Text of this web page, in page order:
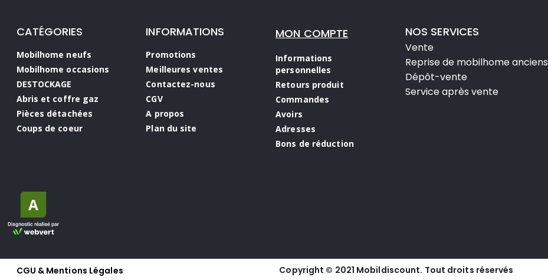
CATÉGORIES
Mobilhome neufs
Mobilhome occasions
DESTOCKAGE
Abris et coffre gaz
Pièces détachées
Coups de coeur
INFORMATIONS
Promotions
Meilleures ventes
Contactez-nous
CGV
A propos
Plan du site
MON COMPTE
Informations
personnelles
Retours produit
Commandes
Avoirs
Adresses
Bons de réduction
NOS SERVICES
Vente
Reprise de mobilhome anciens
Dépôt-vente
Service après vente
CGU & Mentions Légales Copyright © 2021 Mobildiscount. Tout droits réservés